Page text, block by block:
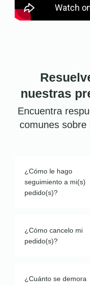
nuestras
Encuentra
comunes
¿Cómo le hago
seguimiento a mi(s)
pedido(s)?
¿Cómo cancelo mi
pedido(s)?
¿Cuánto se demora